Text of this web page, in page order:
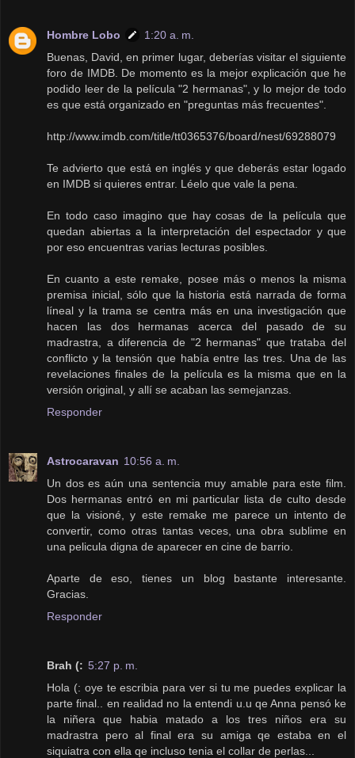
Hombre Lobo
1:20 a. m.
Buenas, David, en primer lugar, deberías visitar el siguiente
foro de IMDB. De momento es la mejor explicación que he
podido leer de la película "2 hermanas", y lo mejor de todo
es que está organizado en "preguntas más frecuentes".
http://www.imdb.com/title/tt0365376/board/nest/69288079
Te advierto que está en inglés y que deberás estar logado
en IMDB si quieres entrar. Léelo que vale la pena.
En todo caso imagino que hay cosas de la película que
quedan abiertas a la interpretación del espectador y que
por eso encuentras varias lecturas posibles.
En cuanto a este remake, posee más o menos la misma
premisa inicial, sólo que la historia está narrada de forma
líneal y la trama se centra más en una investigación que
hacen las dos hermanas acerca del pasado de su
madrastra, a diferencia de "2 hermanas" que trataba del
conflicto y la tensión que había entre las tres. Una de las
revelaciones finales de la película es la misma que en la
versión original, y allí se acaban las semejanzas.
Responder
Astrocaravan 10:56 a. m.
Un dos es aún una sentencia muy amable para este film.
Dos hermanas entró en mi particular lista de culto desde
que la visioné, y este remake me parece un intento de
convertir, como otras tantas veces, una obra sublime en
una pelicula digna de aparecer en cine de barrio.
Aparte de eso, tienes un blog bastante interesante.
Gracias.
Responder
Brah (: 5:27 p. m.
Hola (: oye te escribia para ver si tu me puedes explicar la
parte final.. en realidad no la entendi u.u qe Anna pensó ke
la niñera que habia matado a los tres niños era su
madrastra pero al final era su amiga qe estaba en el
siquiatra con ella qe incluso tenia el collar de perlas...